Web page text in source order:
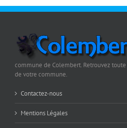
commune de Colembert. Retrouvez
de votre commune.
Contactez-nous
Mentions Légales